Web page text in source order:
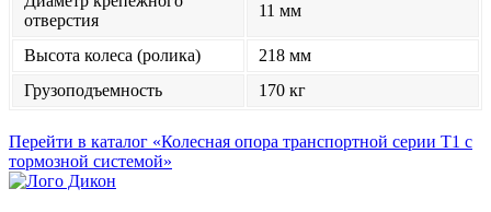
отверстия
11 мм
Высота колеса (ролика)
218 мм
Грузоподъемность
170 кг
Перейти в каталог «Колесная опора транспортной серии Т1 с
тормозной системой»